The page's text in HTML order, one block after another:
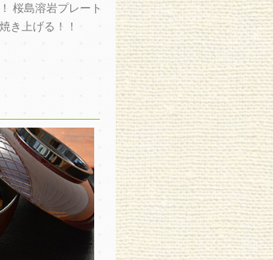
桜島溶岩プレート
き上げる！！